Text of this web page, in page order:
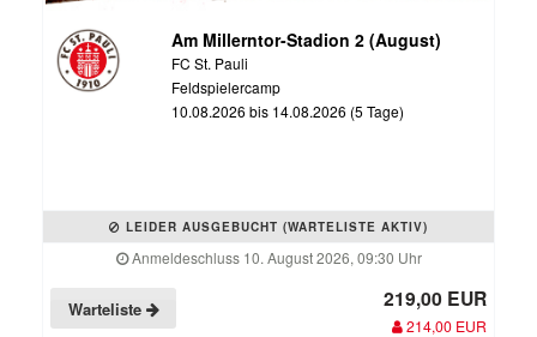
Am Millerntor-Stadion 2 (August)
FC St. Pauli
Feldspielercamp
10.08.2026 bis 14.08.2026 (5 Tage)
LEIDER AUSGEBUCHT (WARTELISTE AKTIV)
Anmeldeschluss 10. August 2026, 09:30 Uhr
Warteliste 219,00 EUR
214,00 EUR